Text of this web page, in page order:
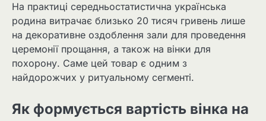
На практиці середньостатистична українська
родина витрачає близько 20 тисяч гривень лише
на декоративне оздоблення зали для проведення
церемонії прощання, а також на вінки для
похорону. Саме цей товар є одним з
найдорожчих у ритуальному сегменті.
Як формується вартість вінка на